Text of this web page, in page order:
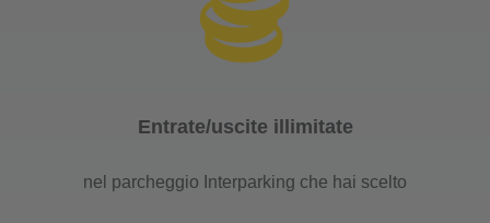
Entrate/uscite illimitate
nel parcheggio Interparking che hai scelto